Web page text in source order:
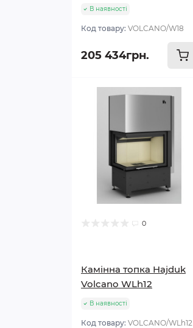
В наявності
Код товару: VOLCANO/W18
205 434грн.
0
Камінна топка Hajduk
Volcano WLh12
В наявності
Код товару: VOLCANO/WLh12